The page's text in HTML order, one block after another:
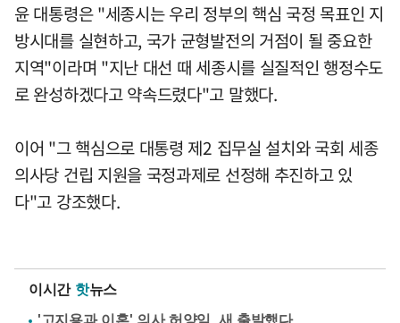
윤 대통령은 "세종시는 우리 정부의 핵심 국정 목표인 지
방시대를 실현하고, 국가 균형발전의 거점이 될 중요한
지역"이라며 "지난 대선 때 세종시를 실질적인 행정수도
로 완성하겠다고 약속드렸다"고 말했다.
이어 "그 핵심으로 대통령 제2 집무실 설치와 국회 세종
의사당 건립 지원을 국정과제로 선정해 추진하고 있
다"고 강조했다.
이시간 핫뉴스